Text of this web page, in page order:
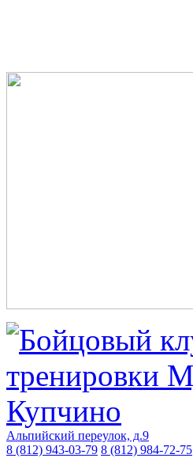
Альпийский переулок, д.9
8 (812) 943-03-79 8 (812) 984-72-75